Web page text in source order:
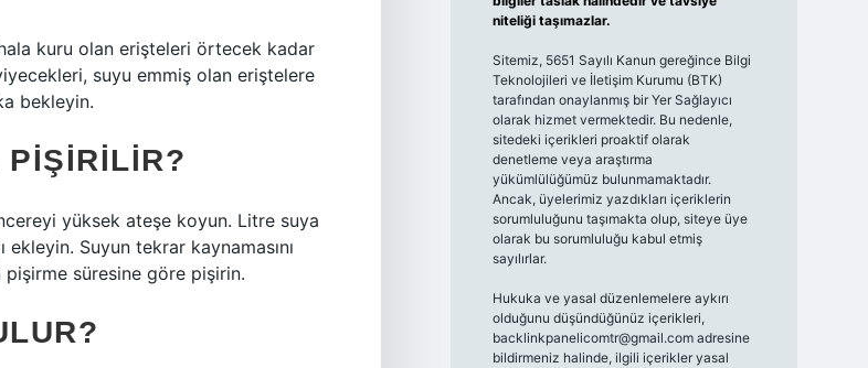
kuru olan erişteleri örtecek kadar
suyu emmiş olan eriştelere
bekleyin.
yüksek ateşe koyun. Litre suya
ekleyin. Suyun tekrar kaynamasını
pişirme süresine göre pişirin.
niteliği taşımazlar.
Sitemiz, 5651 Sayılı Kanun gereğince Bilgi
Teknolojileri ve İletişim Kurumu (BTK)
tarafından onaylanmış bir Yer Sağlayıcı
olarak hizmet vermektedir. Bu nedenle,
sitedeki içerikleri proaktif olarak
denetleme veya araştırma
yükümlülüğümüz bulunmamaktadır.
Ancak, üyelerimiz yazdıkları içeriklerin
sorumluluğunu taşımakta olup, siteye üye
olarak bu sorumluluğu kabul etmiş
sayılırlar.
Hukuka ve yasal düzenlemelere aykırı
olduğunu düşündüğünüz içerikleri,
backlinkpanelicomtr@gmail.comadresine
bildirmeniz halinde, ilgili içerikler yasal